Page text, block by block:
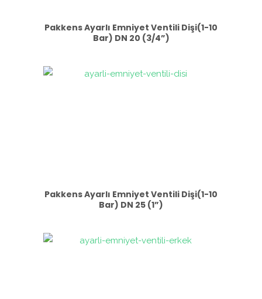
Pakkens Ayarlı Emniyet Ventili Dişi(1-10
Bar) DN 20 (3/4”)
Pakkens Ayarlı Emniyet Ventili Dişi(1-10
Bar) DN 25 (1”)